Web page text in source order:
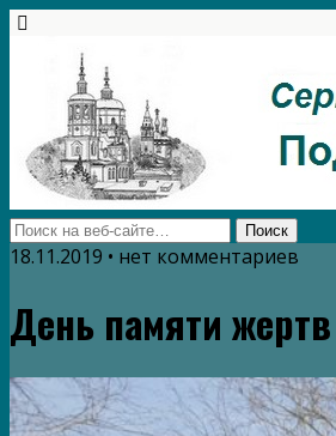
18.11.2019 • нет комментариев
День памяти